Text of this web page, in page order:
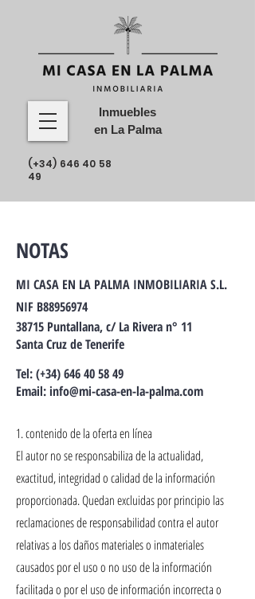
Inmuebles
en La Palma
(+34) 646 40 58
49
NOTAS
MI CASA EN LA PALMA INMOBILIARIA S.L.
NIF B88956974
38715 Puntallana, c/ La Rivera n° 11
Santa Cruz de Tenerife
Tel: (+34)646 40 58 49
Email: info@mi-casa-en-la-palma.com
1. contenido de la oferta en línea
El autor no se responsabiliza de la actualidad,
exactitud, integridad o calidad de la información
proporcionada. Quedan excluidas por principio las
reclamaciones de responsabilidad contra el autor
relativas a los daños materiales o inmateriales
causados por el uso o no uso de la información
facilitada o por el uso de información incorrecta o